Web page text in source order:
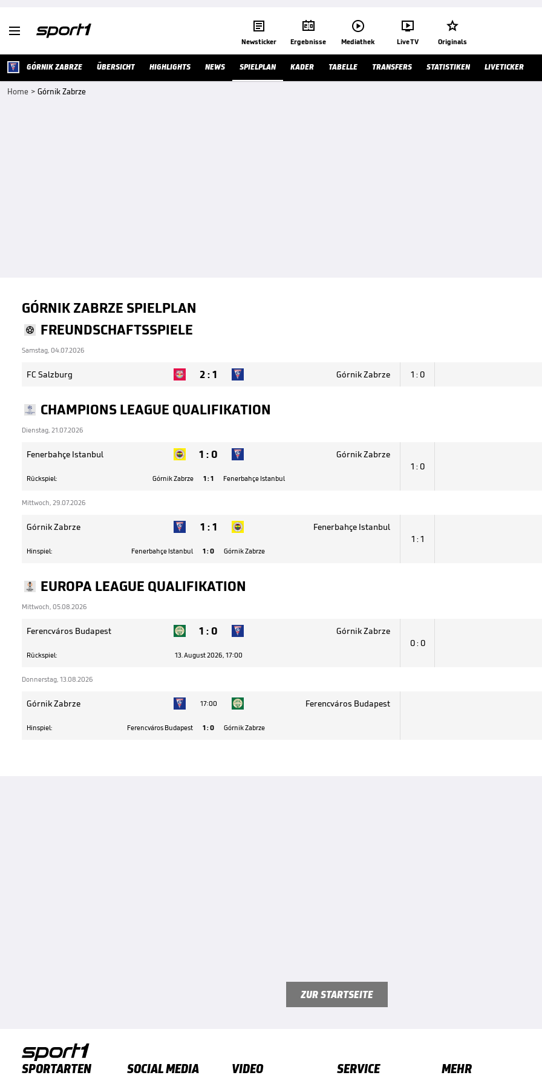
 
Newsticker

Ergebnisse

Mediathek

Live TV

Originals
GÓRNIK ZABRZE ÜBERSICHT HIGHLIGHTS NEWS SPIELPLAN KADER TABELLE TRANSFERS STATISTIKEN LIVETICKER
Home > Górnik Zabrze
GÓRNIK ZABRZE SPIELPLAN
FREUNDSCHAFTSSPIELE
Samstag, 04.07.2026
FC Salzburg 2:1 Górnik Zabrze 1 : 0
CHAMPIONS LEAGUE QUALIFIKATION
Dienstag, 21.07.2026
Fenerbahçe Istanbul 1 : 0 Górnik Zabrze
Rückspiel: Górnik Zabrze 1:1 Fenerbahçe Istanbul
1 : 0
Mittwoch, 29.07.2026
Górnik Zabrze 1 :1 Fenerbahçe Istanbul
Hinspiel: Fenerbahçe Istanbul 1:0 Górnik Zabrze
1 : 1
EUROPA LEAGUE QUALIFIKATION
Mittwoch, 05.08.2026
Ferencváros Budapest 1 : 0 Górnik Zabrze
Rückspiel: 13. August 2026, 17:00
0 : 0
Donnerstag, 13.08.2026
Górnik Zabrze 17:00 Ferencváros Budapest
Hinspiel: Ferencváros Budapest 1:0 Górnik Zabrze
ZUR STARTSEITE
SPORTARTEN SOCIAL MEDIA VIDEO SERVICE MEHR